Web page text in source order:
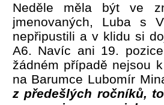
Neděle měla být ve
jmenovaných, Luba s
nepřipustili a v klidu si
A6. Navíc ani 19.
žádném případě nejsou
na Barumce Lubomír
z předešlých ročníků,